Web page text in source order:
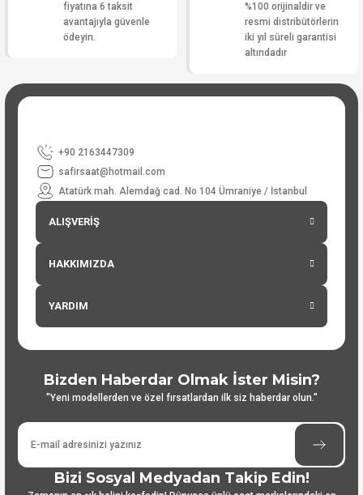
fiyatına 6 taksit
avantajıyla güvenle
ödeyin.
%100 orijinaldir ve
resmi distribütörlerin
iki yıl süreli garantisi
altındadır
+90 2163447309
safirsaat@hotmail.com
Atatürk mah. Alemdağ cad. No 104 Ümraniye / İstanbul
ALIŞVERİŞ
HAKKIMIZDA
YARDIM
Bizden Haberdar Olmak İster Misin?
"Yeni modellerden ve özel fırsatlardan ilk siz haberdar olun."
Bizi Sosyal Medyadan Takip Edin!